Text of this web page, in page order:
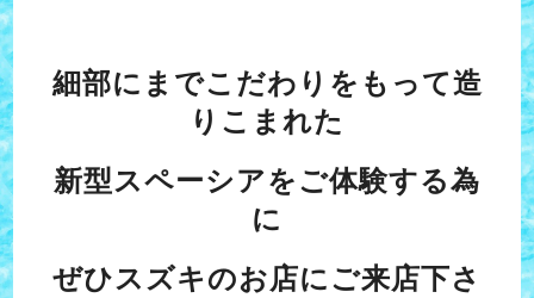
細部にまでこだわりをもって造
りこまれた
新型スペーシアをご体験する為
に
ぜひスズキのお店にご来店下さ